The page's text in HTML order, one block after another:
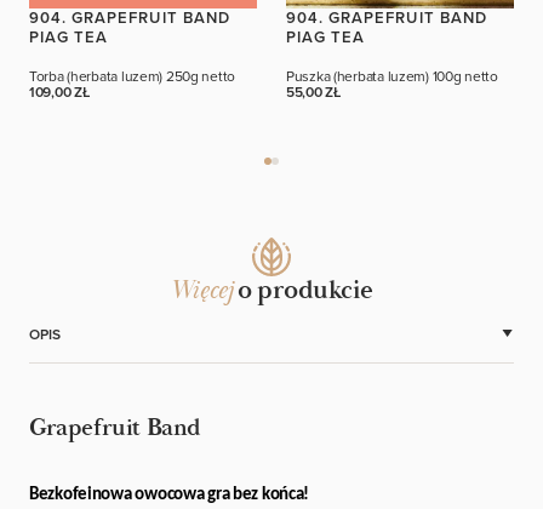
904. GRAPEFRUIT BAND
PIAG TEA
Torba (herbata luzem)250g netto
109,00 ZŁ
904. GRAPEFRUIT BAND
PIAG TEA
Puszka (herbata luzem)100g netto
55,00 ZŁ
Więcejo produkcie
OPIS
Grapefruit Band
Bezkofeinowa owocowa gra bez końca!